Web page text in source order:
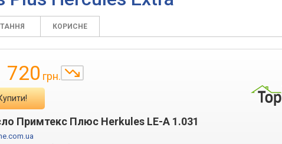
КОРИСНЕ
720 грн.
Примтекс Плюс Herkules LE-A 1.031